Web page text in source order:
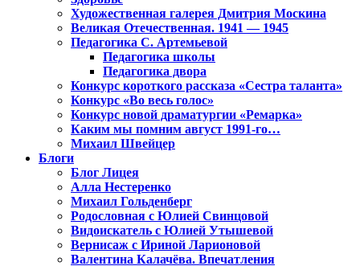
Художественная галерея Дмитрия Москина
Великая Отечественная. 1941 — 1945
Педагогика С. Артемьевой
Педагогика школы
Педагогика двора
Конкурс короткого рассказа «Сестра таланта»
Конкурс «Во весь голос»
Конкурс новой драматургии «Ремарка»
Каким мы помним август 1991-го…
Михаил Швейцер
Блоги
Блог Лицея
Алла Нестеренко
Михаил Гольденберг
Родословная с Юлией Свинцовой
Видоискатель с Юлией Утышевой
Вернисаж с Ириной Ларионовой
Валентина Калачёва. Впечатления